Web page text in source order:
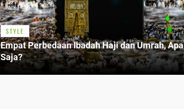
STYLE
Empat Perbedaan Ibadah Haji dan Umrah, Apa
Saja?